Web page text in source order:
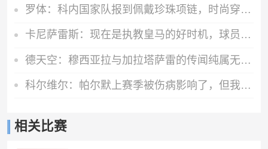
罗体：科内国家队报到佩戴珍珠项链，时尚穿搭引发关注和热议
卡尼萨雷斯：现在是执教皇马的好时机，球员将以谦逊态度迎新赛季
德天空：穆西亚拉与加拉塔萨雷的传闻纯属无稽之谈，他100%留拜仁
科尔维尔：帕尔默上赛季被伤病影响了，但我们对他的信任从未动摇
相关比赛